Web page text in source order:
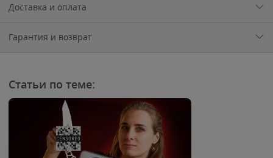
Доставка и оплата
Гарантия и возврат
Статьи по теме: